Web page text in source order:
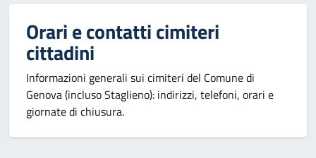
Orari e contatti cimiteri
cittadini
Informazioni generali sui cimiteri del Comune di
Genova (incluso Staglieno): indirizzi, telefoni, orari e
giornate di chiusura.